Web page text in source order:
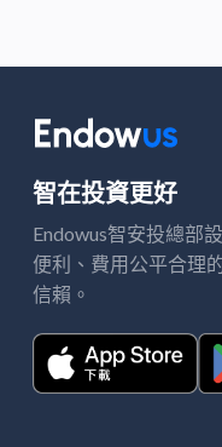
智在投資更好
Endowus智安投總部
便利、費用公平合理
信賴。